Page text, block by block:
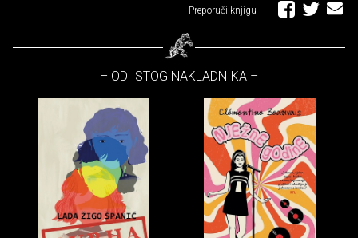
Preporuči knjigu
– OD ISTOG NAKLADNIKA –